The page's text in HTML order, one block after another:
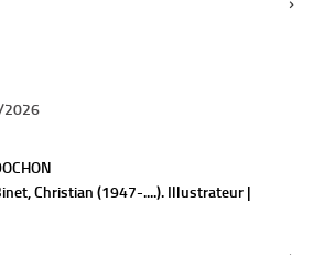
2026
Christian (1947-....). Illustrateur |